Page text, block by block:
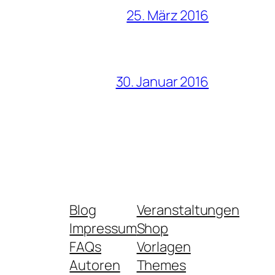
25. März 2016
30. Januar 2016
Blog
Impressum
FAQs
Autoren
Veranstaltungen
Shop
Vorlagen
Themes